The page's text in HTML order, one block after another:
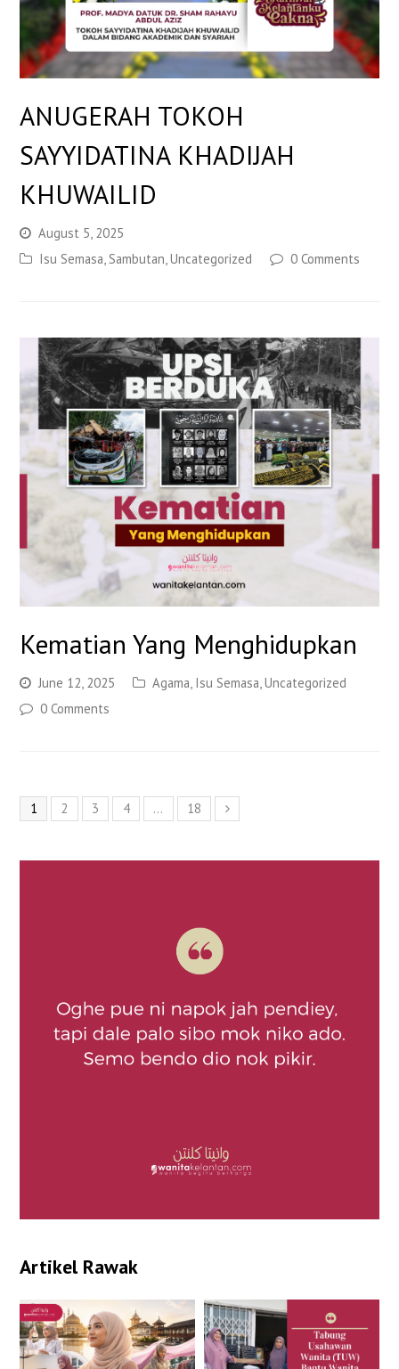
ANUGERAH TOKOH
SAYYIDATINA KHADIJAH
KHUWAILID
August 5, 2025
Isu Semasa,Sambutan,Uncategorized 0 Comments
Kematian Yang Menghidupkan
June 12, 2025 Agama, Isu Semasa,Uncategorized
0 Comments
1 2 3 4 … 18
Artikel Rawak